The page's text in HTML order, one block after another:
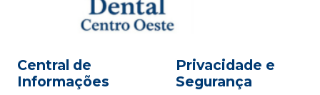
Central de
Informações
Privacidade e
Segurança